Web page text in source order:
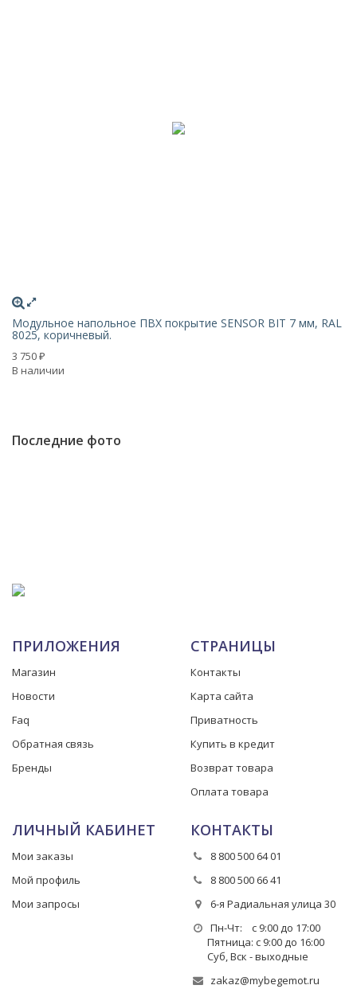
Модульное напольное ПВХ покрытие SENSOR BIT 7 мм, RAL
8025, коричневый.
3 750 ₽
В наличии
Последние фото
ПРИЛОЖЕНИЯ
Магазин
Новости
Faq
Обратная связь
Бренды
СТРАНИЦЫ
Контакты
Карта сайта
Приватность
Купить в кредит
Возврат товара
Оплата товара
ЛИЧНЫЙ КАБИНЕТ
Мои заказы
Мой профиль
Мои запросы
КОНТАКТЫ
8 800 500 64 01
8 800 500 66 41
6-я Радиальная улица 30
Пн-Чт: с 9:00 до 17:00
Пятница: с 9:00 до 16:00
Суб, Вск - выходные
zakaz@mybegemot.ru